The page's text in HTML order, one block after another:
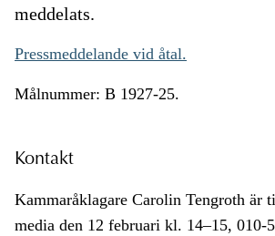
meddelats.
Pressmeddelande vid åtal.
Målnummer: B 1927-25.
Kontakt
Kammaråklagare Carolin Tengroth är
media den 12 februari kl. 14–15, 010-